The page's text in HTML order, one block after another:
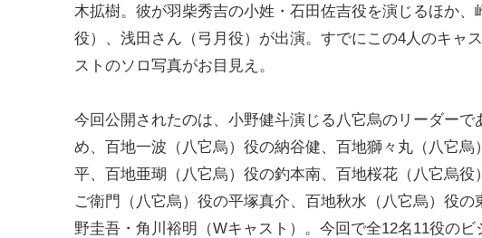
木拡樹。彼が羽柴秀吉の小姓・石田佐吉役を演じるほか
役）、浅田さん（弓月役）が出演。すでにこの4人のキャ
ストのソロ写真がお目見え。
今回公開されたのは、小野健斗演じる八它烏のリーダー
め、百地一波（八它烏）役の納谷健、百地獅々丸（八它
平、百地亜瑚（八它烏）役の釣本南、百地桜花（八它烏
ご衛門（八它烏）役の平塚真介、百地秋水（八它烏）役
野圭吾・角川裕明（Wキャスト）。今回で全12名11役のビ